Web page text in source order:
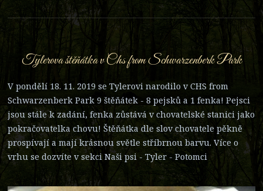
Tylerova štěňátka v Chs from Schwarzenberk Park
V pondělí 18. 11. 2019 se Tylerovi narodilo v CHS from
Schwarzenberk Park 9 štěňátek - 8 pejsků a 1 fenka! Pejsci
jsou stále k zadání, fenka zůstává v chovatelské stanici jako
pokračovatelka chovu! Štěňátka dle slov chovatele pěkně
prospívají a mají krásnou světle stříbrnou barvu. Více o
vrhu se dozvíte v sekci Naši psi - Tyler - Potomci